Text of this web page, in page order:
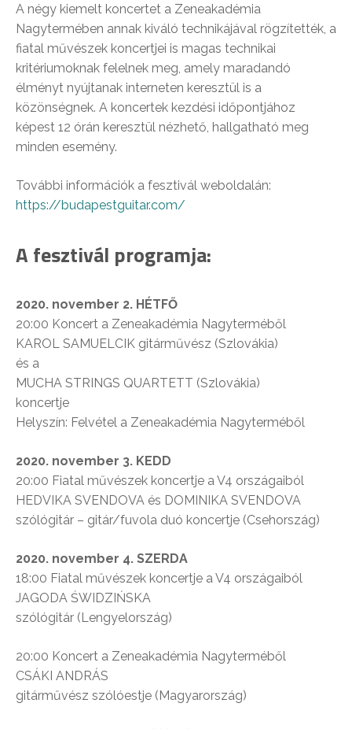
A négy kiemelt koncertet a Zeneakadémia
Nagytermében annak kiváló technikájával rögzítették, a
fiatal művészek koncertjei is magas technikai
kritériumoknak felelnek meg, amely maradandó
élményt nyújtanak interneten keresztül is a
közönségnek. A koncertek kezdési időpontjához
képest 12 órán keresztül nézhető, hallgatható meg
minden esemény.
További információk a fesztivál weboldalán:
https://budapestguitar.com/
A fesztivál programja:
2020. november 2. HÉTFŐ
20:00 Koncert a Zeneakadémia Nagyterméből
KAROL SAMUELCIK gitárművész (Szlovákia)
és a
MUCHA STRINGS QUARTETT (Szlovákia)
koncertje
Helyszín: Felvétel a Zeneakadémia Nagyterméből
2020. november 3. KEDD
20:00 Fiatal művészek koncertje a V4 országaiból
HEDVIKA SVENDOVA és DOMINIKA SVENDOVA
szólógitár – gitár/fuvola duó koncertje (Csehország)
2020. november 4. SZERDA
18:00 Fiatal művészek koncertje a V4 országaiból
JAGODA ŚWIDZIŃSKA
szólógitár (Lengyelország)
20:00 Koncert a Zeneakadémia Nagyterméből
CSÁKI ANDRÁS
gitárművész szólóestje (Magyarország)